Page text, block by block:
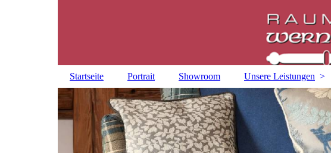
Startseite Portrait Showroom Unsere Leistungen